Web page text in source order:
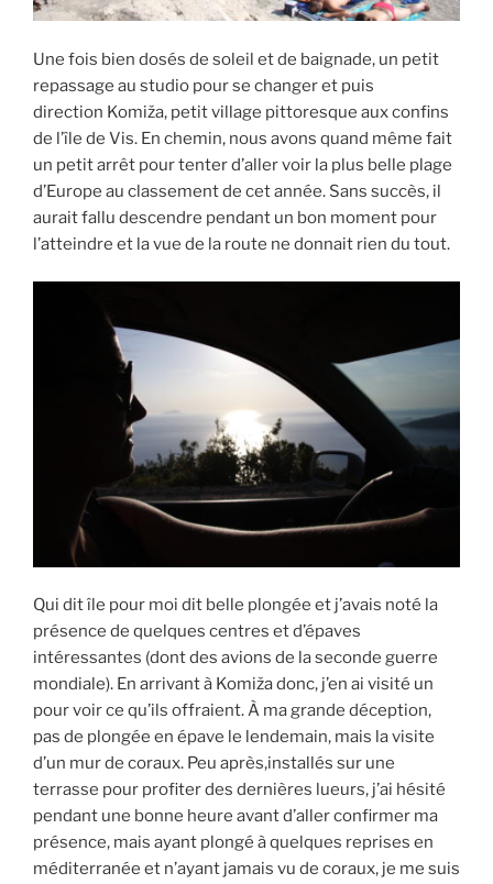
Une fois bien dosés de soleil et de baignade, un petit
repassage au studio pour se changer et puis
direction Komiža, petit village pittoresque aux confins
de l’île de Vis. En chemin, nous avons quand même fait
un petit arrêt pour tenter d’aller voir la plus belle plage
d’Europe au classement de cet année. Sans succès, il
aurait fallu descendre pendant un bon moment pour
l’atteindre et la vue de la route ne donnait rien du tout.
Qui dit île pour moi dit belle plongée et j’avais noté la
présence de quelques centres et d’épaves
intéressantes (dont des avions de la seconde guerre
mondiale). En arrivant à Komiža donc, j’en ai visité un
pour voir ce qu’ils offraient. À ma grande déception,
pas de plongée en épave le lendemain, mais la visite
d’un mur de coraux. Peu après,installés sur une
terrasse pour profiter des dernières lueurs, j’ai hésité
pendant une bonne heure avant d’aller confirmer ma
présence, mais ayant plongé à quelques reprises en
méditerranée et n’ayant jamais vu de coraux, je me suis